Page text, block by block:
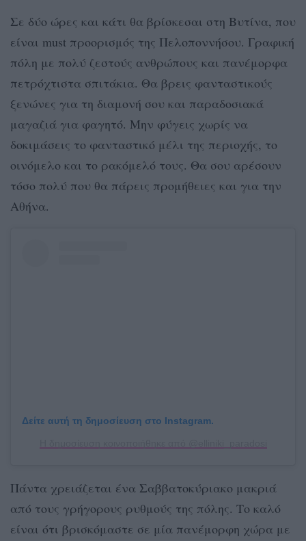
Σε δύο ώρες και κάτι θα βρίσκεσαι στη Βυτίνα, που
είναι must προορισμός της Πελοποννήσου. Γραφική
πόλη με πολύ ζεστούς ανθρώπους και πανέμορφα
πετρόχτιστα σπιτάκια. Θα βρεις φανταστικούς
ξενώνες για τη διαμονή σου και παραδοσιακά
μαγαζιά για φαγητό. Μην φύγεις χωρίς να
δοκιμάσεις το φανταστικό μέλι της περιοχής, το
οινόμελο και το ρακόμελό τους. Θα σου αρέσουν
τόσο πολύ που θα πάρεις προμήθειες και για την
Αθήνα.
Δείτε αυτή τη δημοσίευση στο Instagram.
Πάντα χρειάζεται ένα Σαββατοκύριακο μακριά
από τους γρήγορους ρυθμούς της πόλης. Το καλό
είναι ότι βρισκόμαστε σε μία πανέμορφη χώρα με